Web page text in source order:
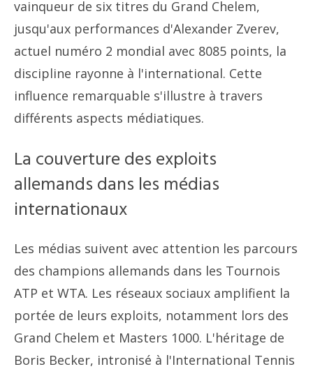
vainqueur de six titres du Grand Chelem,
jusqu'aux performances d'Alexander Zverev,
actuel numéro 2 mondial avec 8085 points, la
discipline rayonne à l'international. Cette
influence remarquable s'illustre à travers
différents aspects médiatiques.
La couverture des exploits
allemands dans les médias
internationaux
Les médias suivent avec attention les parcours
des champions allemands dans les Tournois
ATP et WTA. Les réseaux sociaux amplifient la
portée de leurs exploits, notamment lors des
Grand Chelem et Masters 1000. L'héritage de
Boris Becker, intronisé à l'International Tennis